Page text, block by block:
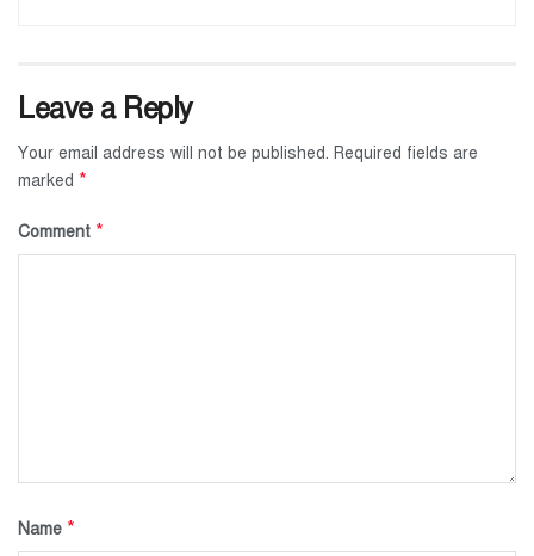
Leave a Reply
Your email address will not be published. Required fields are
marked *
Comment *
Name *